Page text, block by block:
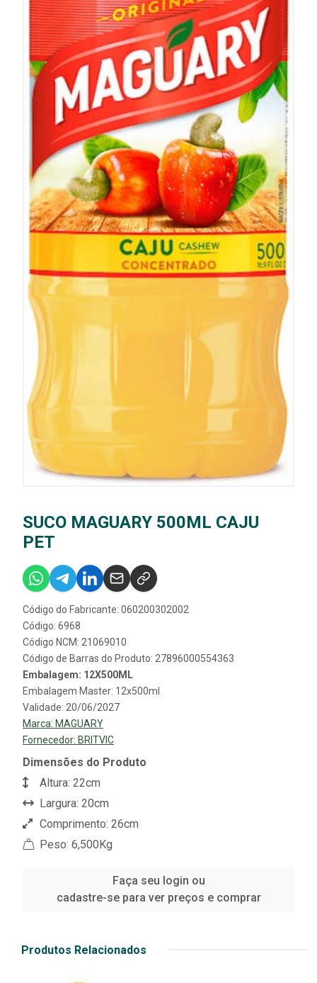
SUCO MAGUARY 500ML CAJU
PET
Código do Fabricante: 060200302002
Código: 6968
Código NCM: 21069010
Código de Barras do Produto: 27896000554363
Embalagem: 12X500ML
Embalagem Master: 12x500ml
Validade: 20/06/2027
Marca: MAGUARY
Fornecedor: BRITVIC
Dimensões do Produto
Altura: 22cm
Largura: 20cm
Comprimento: 26cm
Peso: 6,500Kg
Faça seu login ou
cadastre-se para ver preços e comprar
Produtos Relacionados